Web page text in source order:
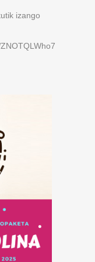
izango